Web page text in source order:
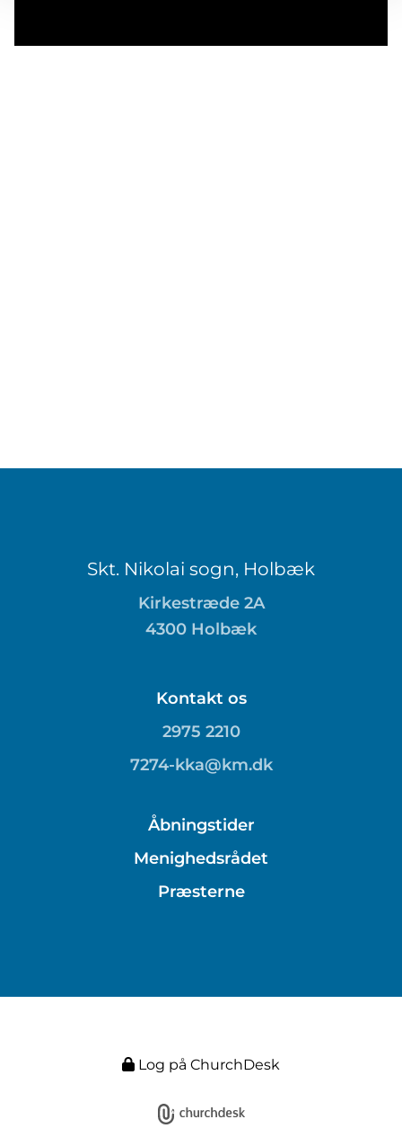
Skt. Nikolai sogn, Holbæk
Kirkestræde 2A
4300 Holbæk
Kontakt os
2975 2210
7274-kka@km.dk
Åbningstider
Menighedsrådet
Præsterne
Log på ChurchDesk